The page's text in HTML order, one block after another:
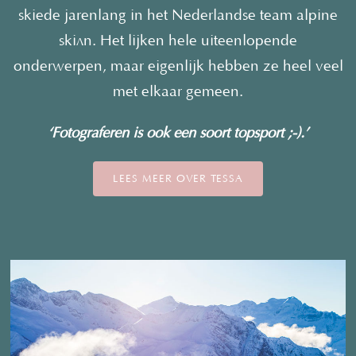
skiede jarenlang in het Nederlandse team alpine
skiën. Het lijken hele uiteenlopende
onderwerpen, maar eigenlijk hebben ze heel veel
met elkaar gemeen.
‘Fotograferen is ook een soort topsport ;-).’
LEES MEER OVER TESSA